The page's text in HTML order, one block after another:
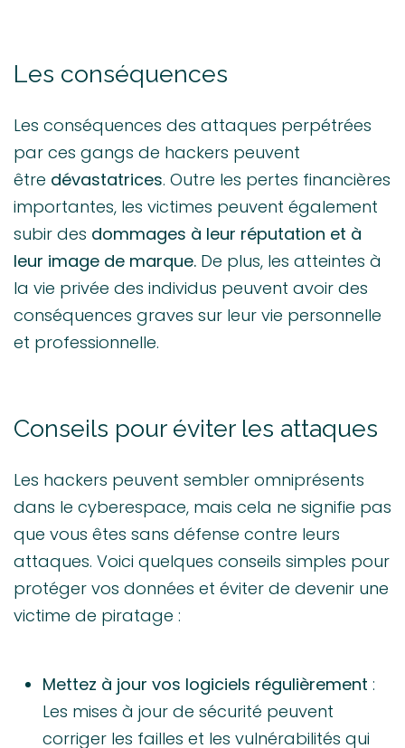
Les conséquences
Les conséquences des attaques perpétrées
par ces gangs de hackers peuvent
être dévastatrices. Outre les pertes financières
importantes, les victimes peuvent également
subir des dommages à leur réputation et à
leur image de marque. De plus, les atteintes à
la vie privée des individus peuvent avoir des
conséquences graves sur leur vie personnelle
et professionnelle.
Conseils pour éviter les attaques
Les hackers peuvent sembler omniprésents
dans le cyberespace, mais cela ne signifie pas
que vous êtes sans défense contre leurs
attaques. Voici quelques conseils simples pour
protéger vos données et éviter de devenir une
victime de piratage :
Mettez à jour vos logiciels régulièrement :
Les mises à jour de sécurité peuvent
corriger les failles et les vulnérabilités qui